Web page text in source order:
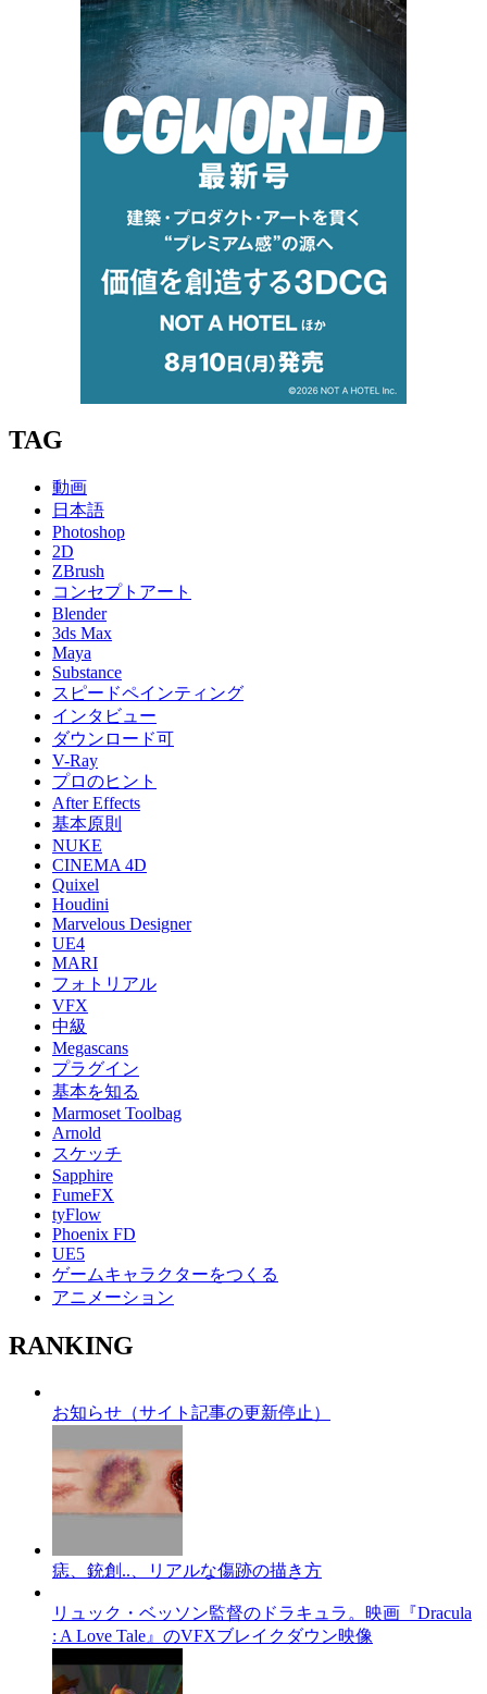
TAG
動画
日本語
Photoshop
2D
ZBrush
コンセプトアート
Blender
3ds Max
Maya
Substance
スピードペインティング
インタビュー
ダウンロード可
V-Ray
プロのヒント
After Effects
基本原則
NUKE
CINEMA 4D
Quixel
Houdini
Marvelous Designer
UE4
MARI
フォトリアル
VFX
中級
Megascans
プラグイン
基本を知る
Marmoset Toolbag
Arnold
スケッチ
Sapphire
FumeFX
tyFlow
Phoenix FD
UE5
ゲームキャラクターをつくる
アニメーション
RANKING
お知らせ（サイト記事の更新停止）
痣、銃創..、リアルな傷跡の描き方
リュック・ベッソン監督のドラキュラ。映画『Dracula
: A Love Tale』のVFXブレイクダウン映像